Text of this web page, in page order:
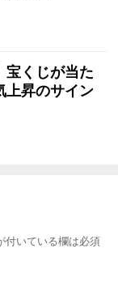
宝くじが当た
上昇のサイン
付いている欄は必須